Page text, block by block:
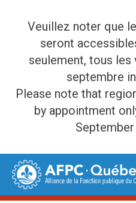
Veuillez noter que
seront
seulement, tous les
septembre
Please note that
by appointment
Skip
content